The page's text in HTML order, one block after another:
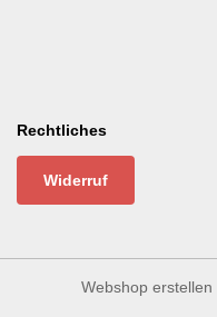
Rechtliches
Widerruf
Webshop erstellen